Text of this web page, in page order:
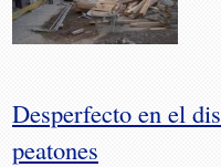
Desperfecto en el
peatones